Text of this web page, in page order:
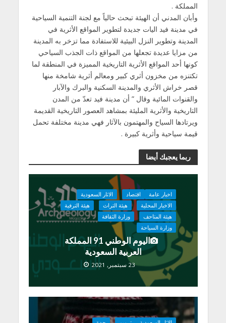
المملكة .
وأبان المدني أن الهيئة تبحث حالياً مع لجنة التنمية السياحية
في مدينة فيد اليات جديدة لتطوير المواقع الأثرية في
المدينة وتطوير النزل البيئية للاستفادة مما تزخر به المدينة
من مزايا عديدة تجعلها من المواقع ذات الجذب السياحي
كونها أحد المواقع الأثرية التاريخية المميزة في المنطقة لما
تكتنزه من مخزون أثري كبير ومعالم أثرية شامخة منها
قصر خراش الأثري والمدينة السكنية والبرك والآبار
والقنوات المائية وقال ” أن مدينة فيد تعدّ من المدن
التاريخية والأثرية المليئة بمشاهد العصور التاريخية القديمة
ويرتادها السياح والمهتمون بالآثار فهي مدينة مختلفة تحمل
قيمة سياحية وأثرية كبيرة .
ربما يعجبك أيضا
اخبار عامة اقتصاد
الاثار السعودية
الاخبار المحلية
هيئة التراث
هيئة الترفية
هيئة المتاحف
وزارة الثقافة
وزارة السياحة
اليوم الوطني 91 المملكة
العربية السعودية
23 سبتمبر, 2021